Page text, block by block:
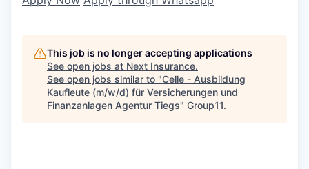
This job is no longer accepting applications
See open jobs at Next Insurance.
See open jobs similar to "Celle - Ausbildung
Kaufleute (m/w/d) für Versicherungen und
Finanzanlagen Agentur Tiegs" Group11.